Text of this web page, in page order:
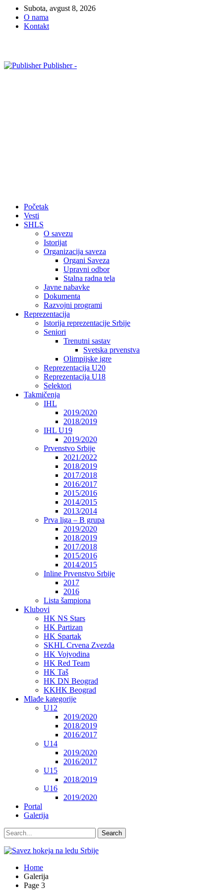
Subota, avgust 8, 2026
O nama
Kontakt
Publisher -
Početak
Vesti
SHLS
O savezu
Istorijat
Organizacija saveza
Organi Saveza
Upravni odbor
Stalna radna tela
Javne nabavke
Dokumenta
Razvojni programi
Reprezentacija
Istorija reprezentacije Srbije
Seniori
Trenutni sastav
Svetska prvenstva
Olimpijske igre
Reprezentacija U20
Reprezentacija U18
Selektori
Takmičenja
IHL
2019/2020
2018/2019
IHL U19
2019/2020
Prvenstvo Srbije
2021/2022
2018/2019
2017/2018
2016/2017
2015/2016
2014/2015
2013/2014
Prva liga – B grupa
2019/2020
2018/2019
2017/2018
2015/2016
2014/2015
Inline Prvenstvo Srbije
2017
2016
Lista šampiona
Klubovi
HK NS Stars
HK Partizan
HK Spartak
SKHL Crvena Zvezda
HK Vojvodina
HK Red Team
HK Taš
HK DN Beograd
KKHK Beograd
Mlađe kategorije
U12
2019/2020
2018/2019
2016/2017
U14
2019/2020
2016/2017
U15
2018/2019
U16
2019/2020
Portal
Galerija
Home
Galerija
Page 3